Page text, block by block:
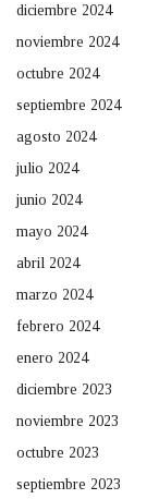
diciembre 2024
noviembre 2024
octubre 2024
septiembre 2024
agosto 2024
julio 2024
junio 2024
mayo 2024
abril 2024
marzo 2024
febrero 2024
enero 2024
diciembre 2023
noviembre 2023
octubre 2023
septiembre 2023